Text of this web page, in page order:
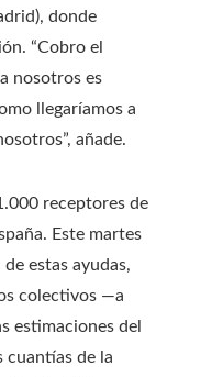
donde
“Cobro el
nosotros es
llegaríamos a
añade.
receptores de
Este martes
estas ayudas,
colectivos —a
estimaciones del
cuantías de la